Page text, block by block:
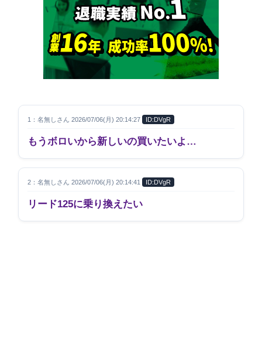
1：名無しさん 2026/07/06(月) 20:14:27 ID:DVgR
もうボロいから新しいの買いたいよ…
2：名無しさん 2026/07/06(月) 20:14:41 ID:DVgR
リード125に乗り換えたい